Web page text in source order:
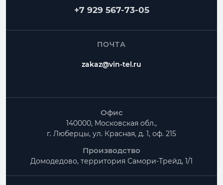
+7 929 567-73-05
ПОЧТА
zakaz@vin-tel.ru
Офис
140000, Московская обл.,
г. Люберцы, ул. Красная, д. 1, оф. 215
Производство
Домодедово, территория Самори-Трейд, 1/1